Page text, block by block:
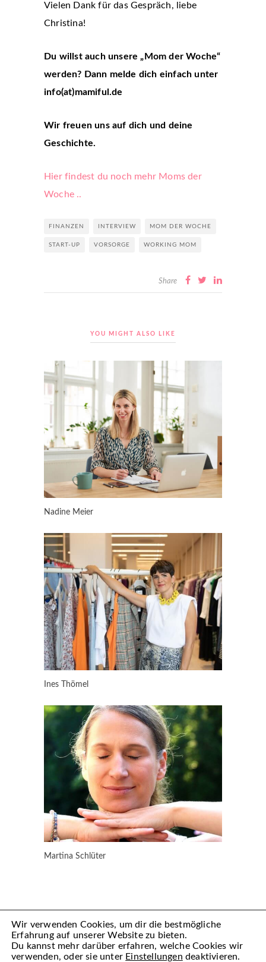
Vielen Dank für das Gespräch, liebe
Christina!
Du willst auch unsere „Mom der Woche“
werden? Dann melde dich einfach unter
info(at)mamiful.de
Wir freuen uns auf dich und deine
Geschichte.
Hier findest du noch mehr Moms der
Woche ..
FINANZEN INTERVIEW MOM DER WOCHE
START-UP VORSORGE WORKING MOM
Share
YOU MIGHT ALSO LIKE
Nadine Meier
Ines Thömel
Martina Schlüter
Wir verwenden Cookies, um dir die bestmögliche
Erfahrung auf unserer Website zu bieten.
Du kannst mehr darüber erfahren, welche Cookies wir
verwenden, oder sie unter Einstellungen deaktivieren.